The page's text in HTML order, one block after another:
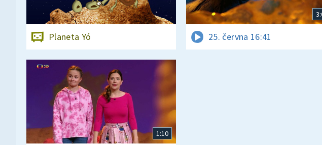
Planeta Yó 25. června 16:41
1:10